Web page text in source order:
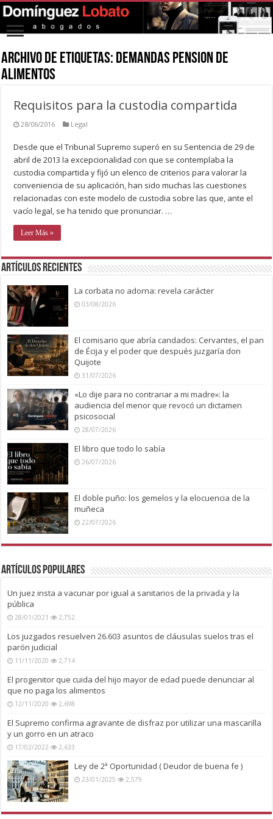
Archivo de Etiquetas: demandas pension de
alimentos
Requisitos para la custodia compartida
28/06/2016 Legal
Desde que el Tribunal Supremo superó en su Sentencia de 29 de
abril de 2013 la excepcionalidad con que se contemplaba la
custodia compartida y fijó un elenco de criterios para valorar la
conveniencia de su aplicación, han sido muchas las cuestiones
relacionadas con este modelo de custodia sobre las que, ante el
vacío legal, se ha tenido que pronunciar. …
Leer Más »
Artículos recientes
La corbata no adorna: revela carácter
03/08/2026
El comisario que abría candados: Cervantes, el pan
de Écija y el poder que después juzgaría don
Quijote
31/07/2026
«Lo dije para no contrariar a mi madre»: la
audiencia del menor que revocó un dictamen
psicosocial
28/07/2026
El libro que todo lo sabía
26/07/2026
El doble puño: los gemelos y la elocuencia de la
muñeca
22/07/2026
Artículos Populares
Un juez insta a vacunar por igual a sanitarios de la privada y la
pública
28/01/2021 2,752
Los juzgados resuelven 26.603 asuntos de cláusulas suelos tras el
parón judicial
11/11/2020 2,714
El progenitor que cuida del hijo mayor de edad puede denunciar al
que no paga los alimentos
12/11/2020 2,698
El Supremo confirma agravante de disfraz por utilizar una mascarilla
y un gorro en un atraco
17/02/2022 2,633
Ley de 2ª Oportunidad ( Deudor de buena fe )
23/01/2025 2,579